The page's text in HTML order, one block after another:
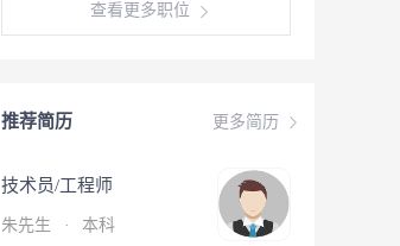
查看更多职位
更多简历
推荐简历
技术员/工程师
朱先生 · 本科